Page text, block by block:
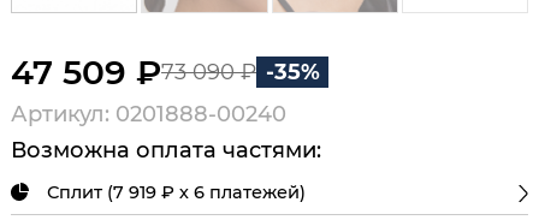
47 509 ₽73 090 ₽ -35%
Артикул: 0201888-00240
Возможна оплата частями:
Сплит (7 919 ₽ х 6 платежей)